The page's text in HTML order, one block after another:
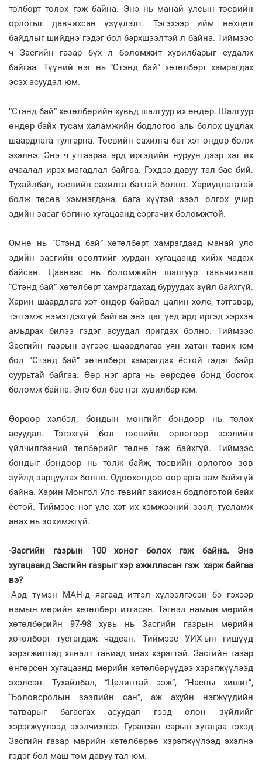
төлбөрт төлөх гэж байна. Энэ нь манай улсын төсвийн
орлогыг давчихсан үзүүлэлт. Тэгэхээр ийм нөхцөл
байдлыг шийднэ гэдэг бол бэрхшээлтэй л байна. Тиймээс
ч Засгийн газар бүх л боломжит хувилбарыг судалж
байгаа. Түүний нэг нь “Стэнд бай” хөтөлбөрт хамрагдах
эсэх асуудал юм.
“Стэнд бай” хөтөлбөрийн хувьд шалгуур их өндөр. Шалгуур
өндөр байх тусам халамжийн бодлогоо аль болох цуцлах
шаардлага тулгарна. Төсвийн сахилга бат хэт өндөр болж
эхэлнэ. Энэ ч утгаараа ард иргэдийн нуруун дээр хэт их
ачаалал ирэх магадлал байгаа. Гэхдээ давуу тал бас бий.
Тухайлбал, төсвийн сахилга баттай болно. Хариуцлагатай
болж төсөв хэмнэгдэнэ, бага хүүтэй зээл олгох учир
эдийн засаг богино хугацаанд сэргэчих боломжтой.
Өмнө нь “Стэнд бай” хөтөлбөрт хамрагдаад манай улс
эдийн засгийн өсөлтийг хурдан хугацаанд хийж чадаж
байсан. Цаанаас нь боломжийн шалгуур тавьчихвал
“Стэнд бай” хөтөлбөрт хамрагдахад буруудах зүйл байхгүй.
Харин шаардлага хэт өндөр байвал цалин хөлс, тэтгэвэр,
тэтгэмж нэмэгдэхгүй байгаа энэ цаг үед ард иргэд хэрхэн
амьдрах билээ гэдэг асуудал яригдах болно. Тиймээс
Засгийн газрын зүгээс шаардлагаа уян хатан тавих юм
бол “Стэнд бай” хөтөлбөрт хамрагдах ёстой гэдэг байр
суурьтай байгаа. Өөр нэг арга нь өөрсдөө бонд босгох
боломж байна. Энэ бол бас нэг хувилбар юм.
Өөрөөр хэлбэл, бондын мөнгийг бондоор нь төлөх
асуудал. Тэгэхгүй бол төсвийн орлогоор зээлийн
үйлчилгээний төлбөрийг төлнө гэж байхгүй. Тиймээс
бондыг бондоор нь төлж байж, төсвийн орлогоо зөв
зүйлд зарцуулах болно. Одоохондоо өөр арга зам байхгүй
байна. Харин Монгол Улс төвийг захисан бодлоготой байх
ёстой. Тиймээс нэг улс хэт их хэмжээний зээл, тусламж
авах нь зохимжгүй.
-Засгийн газрын 100 хоног болох гэж байна. Энэ
хугацаанд Засгийн газрыг хэр ажилласан гэж харж байгаа
вэ?
-Ард түмэн МАН-д яагаад итгэл хүлээлгэсэн бэ гэхээр
намын мөрийн хөтөлбөрт итгэсэн. Тэгвэл намын мөрийн
хөтөлбөрийн 97-98 хувь нь Засгийн газрын мөрийн
хөтөлбөрт тусгагдаж чадсан. Тиймээс УИХ-ын гишүүд
хэрэгжилтэд хяналт тавиад явах хэрэгтэй. Засгийн газар
өнгөрсөн хугацаанд мөрийн хөтөлбөрүүдээ хэрэгжүүлээд
эхэлсэн. Тухайлбал, “Цалинтай ээж”, “Насны хишиг”,
“Боловс­ролын зээлийн сан”, аж ахуйн нэгжүүдийн
татварыг багасгах асуудал гээд олон зүйлийг
хэрэгжүүлээд эхэлчихлээ. Гуравхан сарын хугацаа гэхэд
Засгийн газар мөрийн хөтөлбөрөө хэрэг­жүүлээд эхэлнэ
гэдэг бол маш том давуу тал юм.